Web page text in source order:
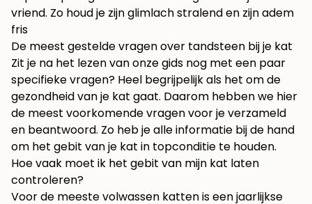
vriend. Zo houd je zijn glimlach stralend en zijn adem
fris
De meest gestelde vragen over tandsteen bij je kat
Zit je na het lezen van onze gids nog met een paar
specifieke vragen? Heel begrijpelijk als het om de
gezondheid van je kat gaat. Daarom hebben we hier
de meest voorkomende vragen voor je verzameld
en beantwoord. Zo heb je alle informatie bij de hand
om het gebit van je kat in topconditie te houden.
Hoe vaak moet ik het gebit van mijn kat laten
controleren?
Voor de meeste volwassen katten is een jaarlijkse